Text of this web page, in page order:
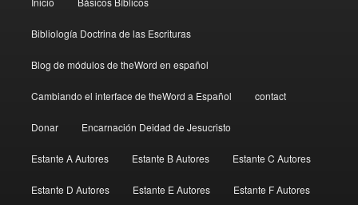
principal
Bibliología Doctrina de las Escrituras
Blog de módulos de theWord en español
Cambiando el interface de theWord a Español contact
Donar Encarnación Deidad de Jesucristo
Estante A Autores Estante B Autores Estante C Autores
Estante D Autores Estante E Autores Estante F Autores